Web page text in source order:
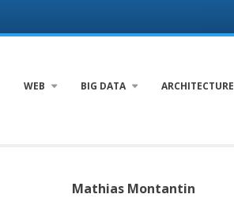
WEB BIG DATA ARCHITECTURE
Mathias Montantin